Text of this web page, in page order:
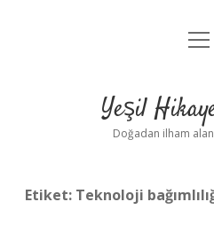
Yasal
Yeşil
Doğadan ilham
Etiket: Teknoloji